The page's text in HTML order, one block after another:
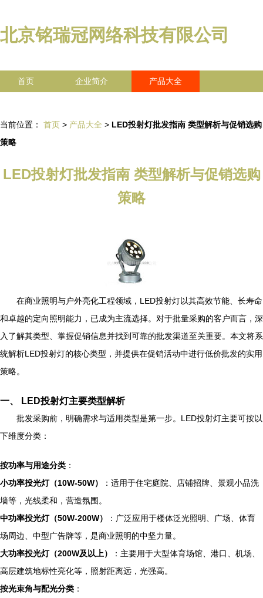
北京铭瑞冠网络科技有限公司
首页 企业简介 产品大全
当前位置： 首页 > 产品大全 > LED投射灯批发指南 类型解析与促销选购
策略
LED投射灯批发指南 类型解析与促销选购
策略
在商业照明与户外亮化工程领域，LED投射灯以其高效节能、长寿命
和卓越的定向照明能力，已成为主流选择。对于批量采购的客户而言，深
入了解其类型、掌握促销信息并找到可靠的批发渠道至关重要。本文将系
统解析LED投射灯的核心类型，并提供在促销活动中进行低价批发的实用
策略。
一、 LED投射灯主要类型解析
批发采购前，明确需求与适用类型是第一步。LED投射灯主要可按以
下维度分类：
按功率与用途分类 ：
小功率投光灯（10W-50W）
：适用于住宅庭院、店铺招牌、景观小品洗
墙等，光线柔和，营造氛围。
中功率投光灯（50W-200W）
：广泛应用于楼体泛光照明、广场、体育
场周边、中型广告牌等，是商业照明的中坚力量。
大功率投光灯（200W及以上）
：主要用于大型体育场馆、港口、机场、
高层建筑地标性亮化等，照射距离远，光强高。
按光束角与配光分类 ：